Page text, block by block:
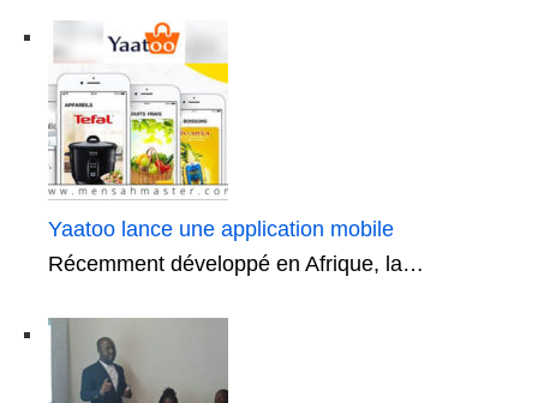
Yaatoo lance une application mobile
Récemment développé en Afrique, la…